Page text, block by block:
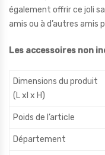
également offrir ce joli
amis ou à d’autres amis
Les accessoires non
Dimensions du produit
(L xl x H)
Poids de l’article
Département